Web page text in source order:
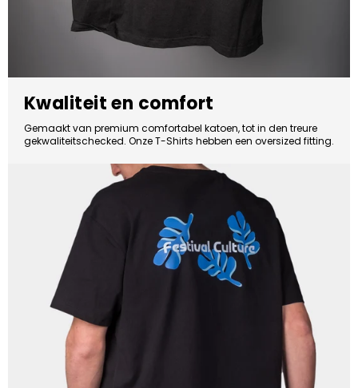
Kwaliteit en comfort
Gemaakt van premium comfortabel katoen, tot in den treure
gekwaliteitschecked. Onze T-Shirts hebben een oversized fitting.